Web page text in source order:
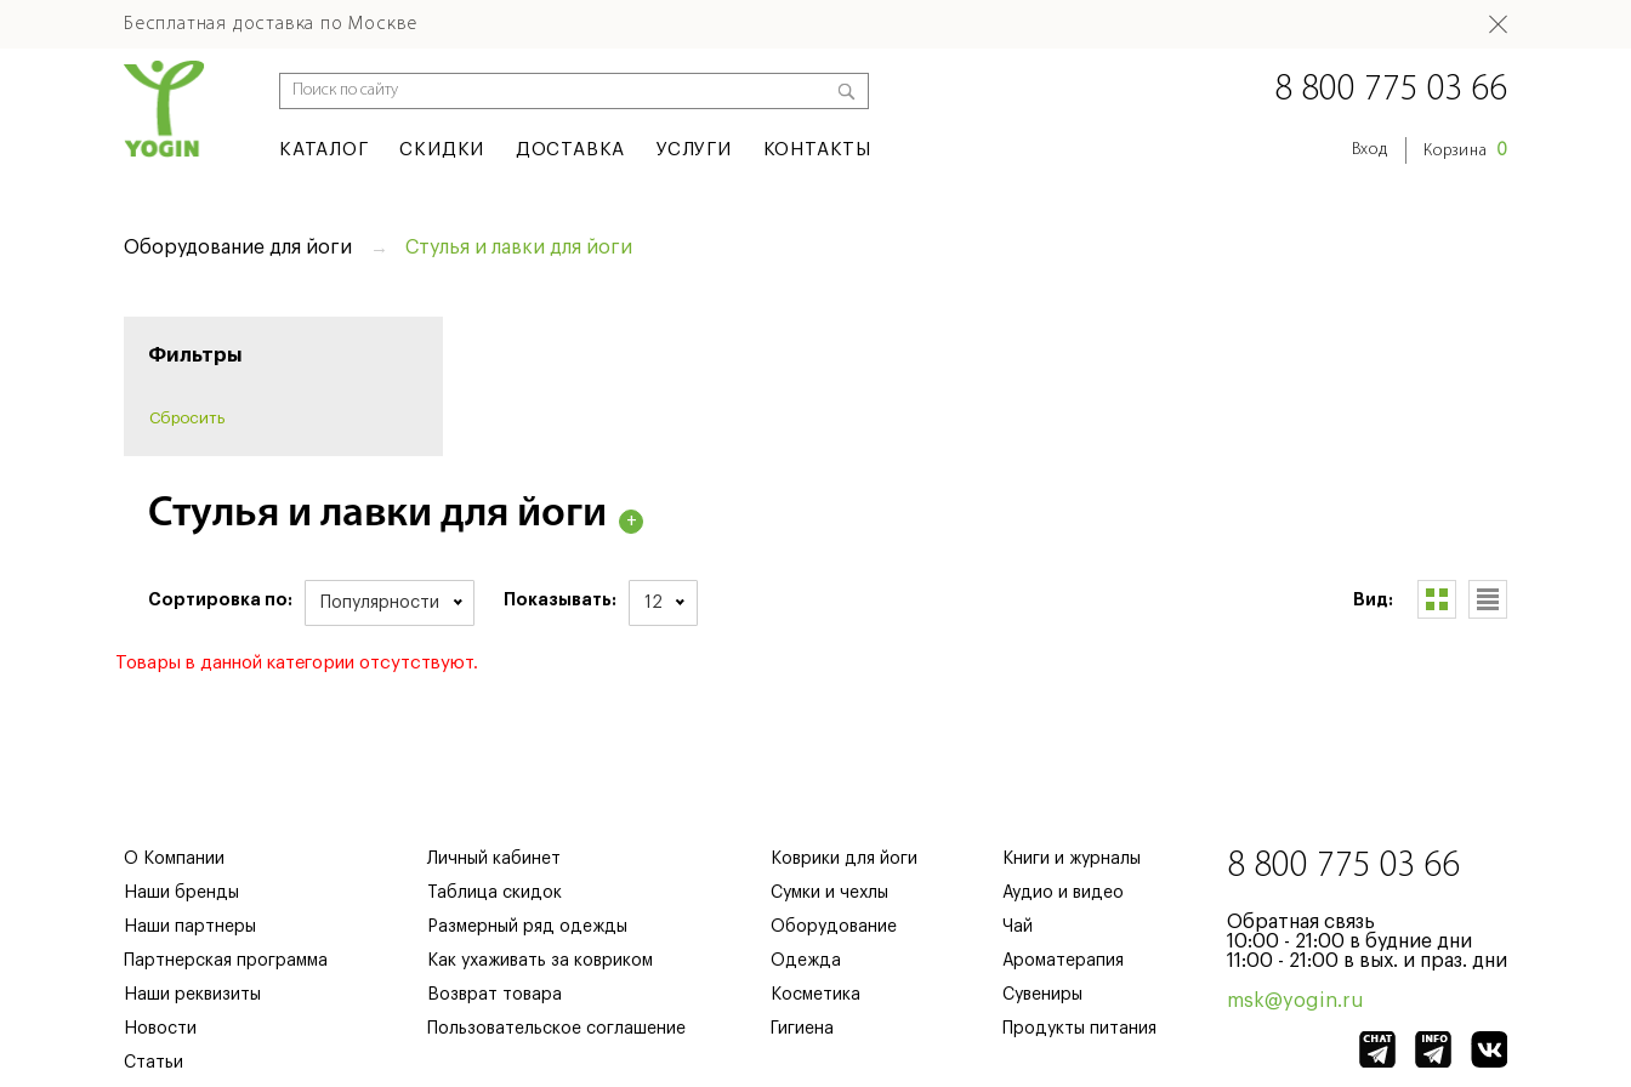
Бесплатная доставка по Москве
КАТАЛОГ СКИДКИ ДОСТАВКА УСЛУГИ КОНТАКТЫ
8 800 775 03 66
Вход Корзина 0
Оборудование для йоги Стулья и лавки для йоги
Фильтры
Стулья и лавки для йоги
Сортировка по: Популярности Показывать: 12 Вид:
Товары в данной категории отсутствуют.
О Компании
Наши бренды
Наши партнеры
Партнерская программа
Наши реквизиты
Новости
Статьи
Личный кабинет
Таблица скидок
Размерный ряд одежды
Как ухаживать за ковриком
Возврат товара
Пользовательское соглашение
Коврики для йоги
Сумки и чехлы
Оборудование
Одежда
Косметика
Гигиена
Книги и журналы
Аудио и видео
Чай
Ароматерапия
Сувениры
Продукты питания
8 800 775 03 66
Обратная связь
10:00 - 21:00 в будние дни
11:00 - 21:00 в вых. и праз. дни
msk@yogin.ru